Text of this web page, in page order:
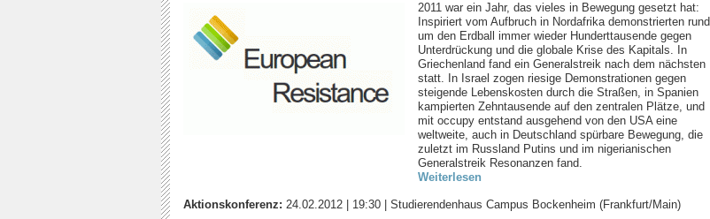
2011 war ein Jahr, das vieles in Bewegung gesetzt hat:
Inspiriert vom Aufbruch in Nordafrika demonstrierten rund
um den Erdball immer wieder Hunderttausende gegen
Unterdrückung und die globale Krise des Kapitals. In
Griechenland fand ein Generalstreik nach dem nächsten
statt. In Israel zogen riesige Demonstrationen gegen
steigende Lebenskosten durch die Straßen, in Spanien
kampierten Zehntausende auf den zentralen Plätze, und
mit occupy entstand ausgehend von den USA eine
weltweite, auch in Deutschland spürbare Bewegung, die
zuletzt im Russland Putins und im nigerianischen
Generalstreik Resonanzen fand.
Weiterlesen
Aktionskonferenz: 24.02.2012 19:30 Studierendenhaus Campus Bockenheim (Frankfurt/Main)